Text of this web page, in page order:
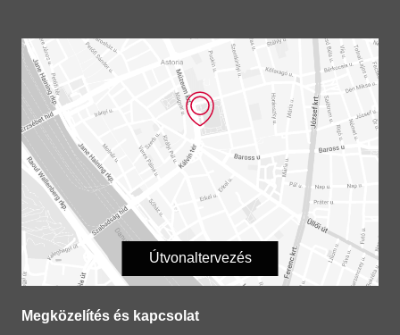
Útvonaltervezés
Megközelítés és kapcsolat